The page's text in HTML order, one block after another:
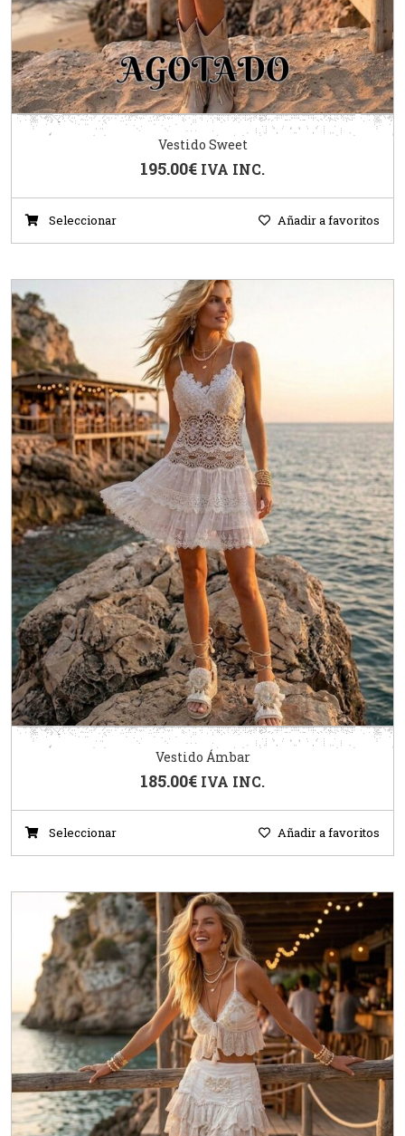
Vestido Sweet
195.00€ IVA INC.
Seleccionar Añadir a favoritos
Vestido Ámbar
185.00€ IVA INC.
Seleccionar Añadir a favoritos